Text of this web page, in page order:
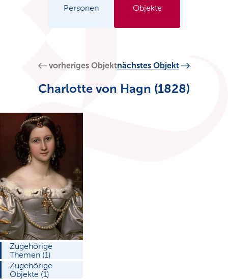
Personen Objekte
vorheriges Objektnächstes Objekt
Charlotte von Hagn (1828)
Zugehörige
Themen (1)
Zugehörige
Objekte (1)